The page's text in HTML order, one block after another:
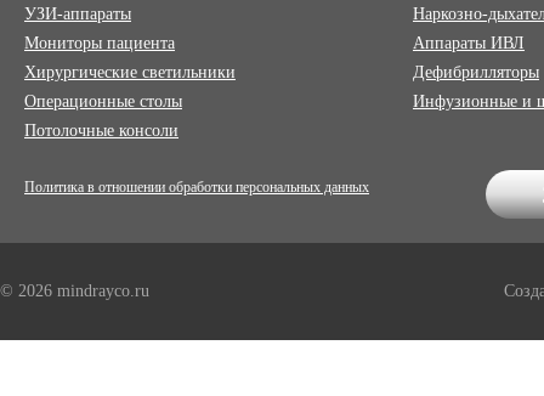
УЗИ-аппараты
Мониторы пациента
Хирургические светильники
Операционные столы
Потолочные консоли
Наркозно-
Аппараты ИВЛ
Дефибрилляторы
Инфузионные и
Политика в отношении обработки персональных данных
© 2026 mindrayco.ru